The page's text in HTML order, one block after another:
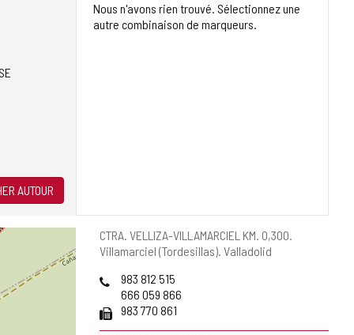
Adresse
postale
CTRA. VELLIZA-VILLAMARCIEL KM. 0,300.
Villamarciel (Tordesillas). Valladolid
Téléphones
983 812 515
666 059 866
Fax 983 770 861
AUTOUR
Nous n'avons rien trouvé. Sélectionnez une
autre combinaison de marqueurs.